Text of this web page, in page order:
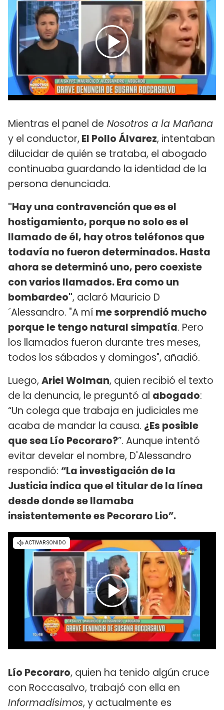
Mientras el panel de Nosotros a la Mañana
y el conductor, El Pollo Álvarez, intentaban
dilucidar de quién se trataba, el abogado
continuaba guardando la identidad de la
persona denunciada.
"Hay una contravención que es el
hostigamiento, porque no solo es el
llamado de él, hay otros teléfonos que
todavía no fueron determinados. Hasta
ahora se determinó uno, pero coexiste
con varios llamados. Era como un
bombardeo", aclaró Mauricio D
´Alessandro. "A mí me sorprendió mucho
porque le tengo natural simpatía. Pero
los llamados fueron durante tres meses,
todos los sábados y domingos", añadió.
Luego, Ariel Wolman, quien recibió el texto
de la denuncia, le preguntó al abogado:
“Un colega que trabaja en judiciales me
acaba de mandar la causa. ¿Es posible
que sea Lío Pecoraro?”. Aunque intentó
evitar develar el nombre, D'Alessandro
respondió: “La investigación de la
Justicia indica que el titular de la línea
desde donde se llamaba
insistentemente es Pecoraro Lio”.
Lío Pecoraro, quien ha tenido algún cruce
con Roccasalvo, trabajó con ella en
Informadísimos, y actualmente es